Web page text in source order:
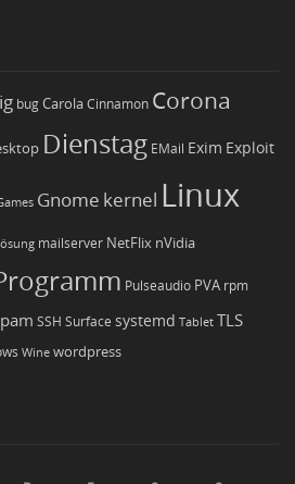
bugCarola Cinnamon Corona
Dienstag EMail Exim Exploit
Gnome kernel Linux
mailserver NetFlix nVidia
Pulseaudio PVA rpm
SSH Surface systemd Tablet TLS
Wine wordpress